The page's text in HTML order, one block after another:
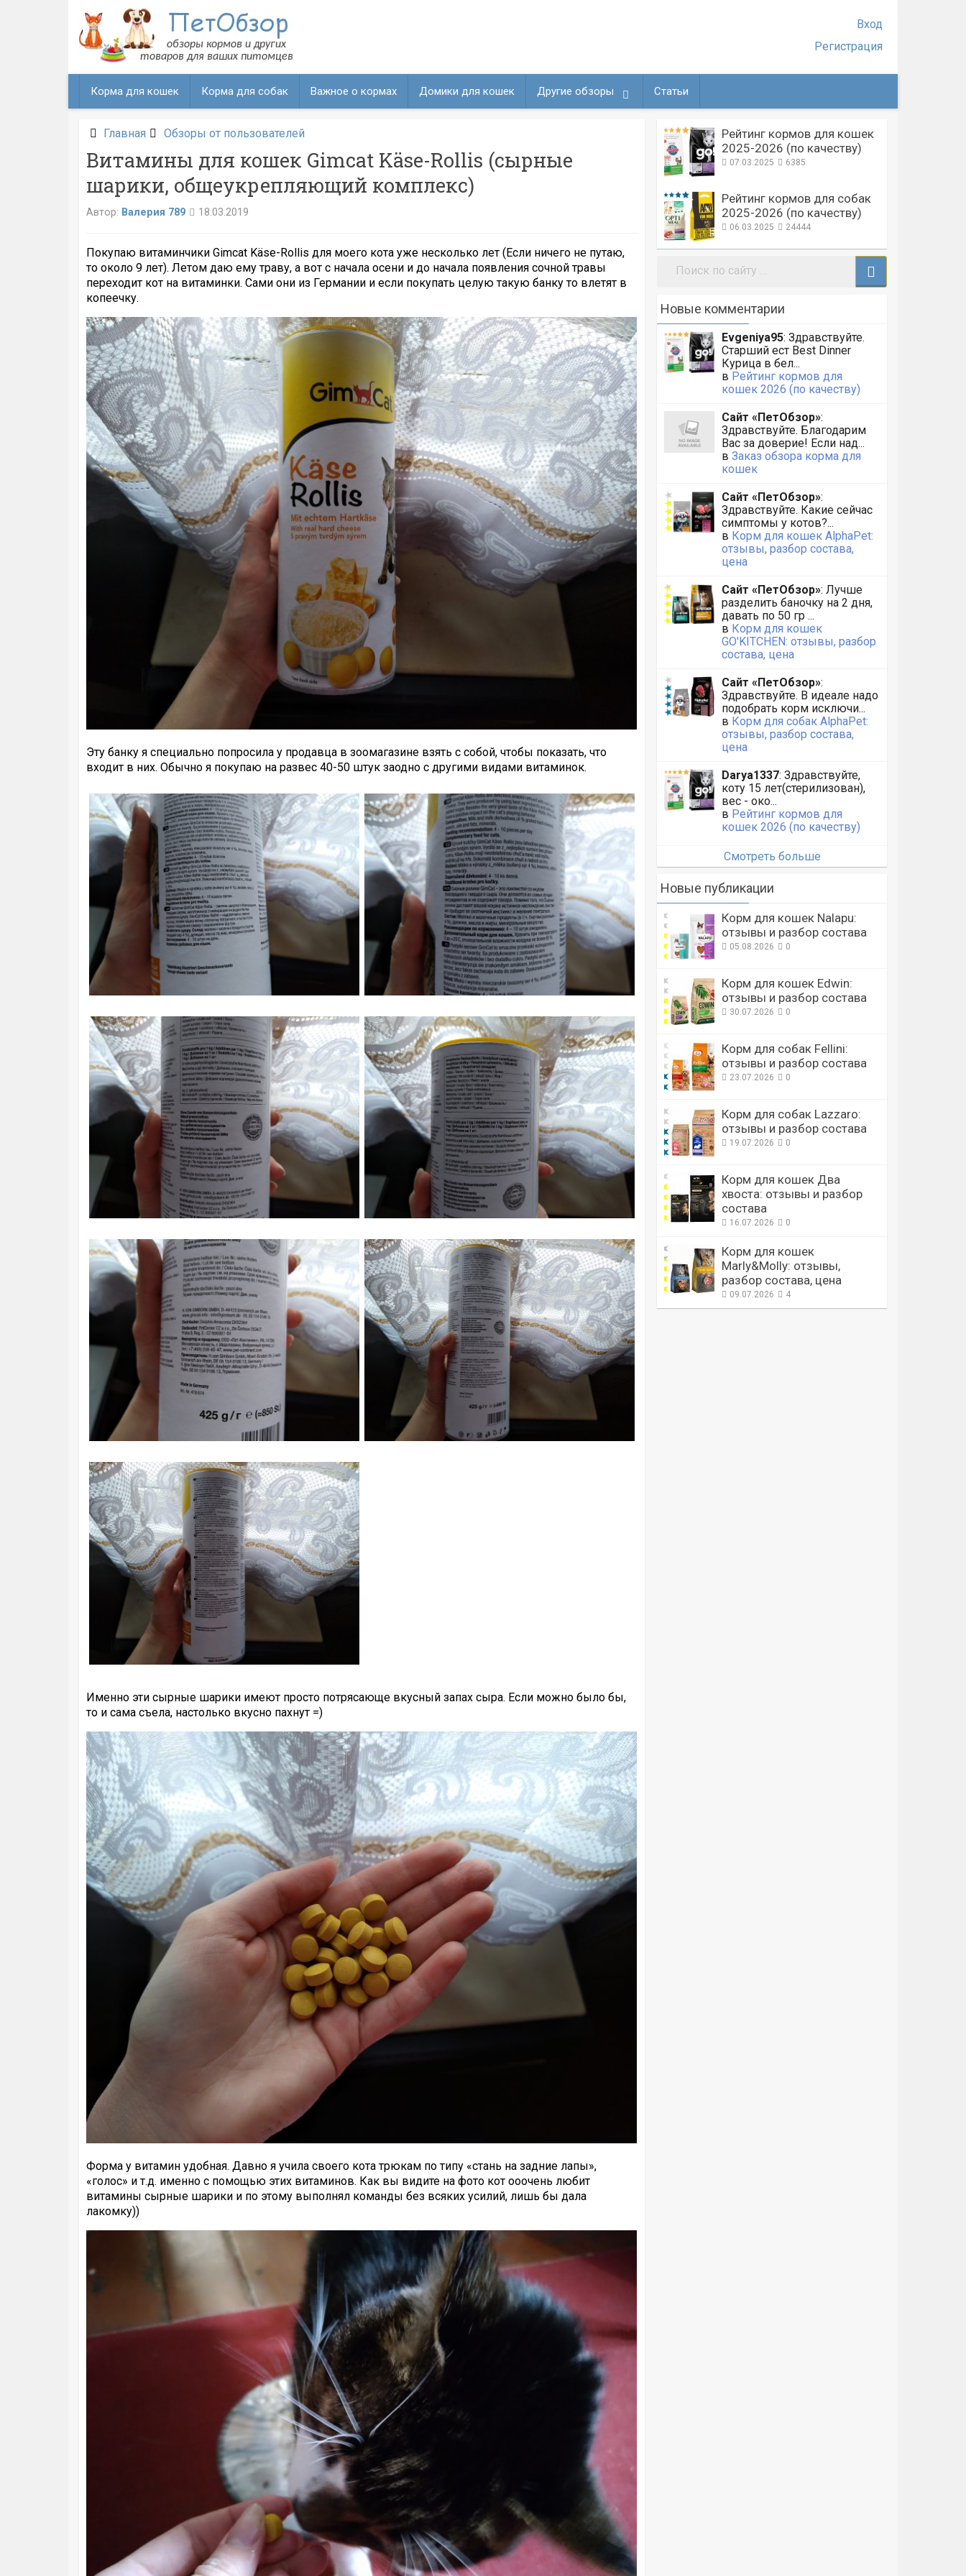
содержанию
Вход
Регистрация
Корма для кошек Корма для собак Важное о кормах Домики для кошек Другие обзоры Статьи
Главная Обзоры от пользователей
Витамины для кошек Gimcat Käse-Rollis (сырные
шарики, общеукрепляющий комплекс)
Автор: Валерия 789 18.03.2019
Покупаю витаминчики Gimcat Käse-Rollis для моего кота уже несколько лет (Если ничего не путаю,
то около 9 лет). Летом даю ему траву, а вот с начала осени и до начала появления сочной травы
переходит кот на витаминки. Сами они из Германии и если покупать целую такую банку то влетят в
копеечку.
Эту банку я специально попросила у продавца в зоомагазине взять с собой, чтобы показать, что
входит в них. Обычно я покупаю на развес 40-50 штук заодно с другими видами витаминок.
Именно эти сырные шарики имеют просто потрясающе вкусный запах сыра. Если можно было бы,
то и сама съела, настолько вкусно пахнут =)
Форма у витамин удобная. Давно я учила своего кота трюкам по типу «стань на задние лапы»,
«голос» и т.д. именно с помощью этих витаминов. Как вы видите на фото кот ооочень любит
витамины сырные шарики и по этому выполнял команды без всяких усилий, лишь бы дала
лакомку))
Рейтинг кормов для кошек
2025-2026 (по качеству)
07.03.2025 6385
Рейтинг кормов для собак
2025-2026 (по качеству)
06.03.2025 24444
Поиск:
Новые комментарии
Evgeniya95: Здравствуйте.
Старший ест Best Dinner
Курица в бел...
в Рейтинг кормов для
кошек 2026 (по качеству)
Сайт «ПетОбзор»:
Здравствуйте. Благодарим
Вас за доверие! Если над...
в Заказ обзора корма для
кошек
Сайт «ПетОбзор»:
Здравствуйте. Какие сейчас
симптомы у котов?...
в Корм для кошек AlphaPet:
отзывы, разбор состава,
цена
Сайт «ПетОбзор»: Лучше
разделить баночку на 2 дня,
давать по 50 гр ...
в Корм для кошек
GO'KITCHEN: отзывы, разбор
состава, цена
Сайт «ПетОбзор»:
Здравствуйте. В идеале надо
подобрать корм исключи...
в Корм для собак AlphaPet:
отзывы, разбор состава,
цена
Darya1337: Здравствуйте,
коту 15 лет(стерилизован),
вес - око...
в Рейтинг кормов для
кошек 2026 (по качеству)
Смотреть больше
Новые публикации
Корм для кошек Nalapu:
отзывы и разбор состава
05.08.2026 0
Корм для кошек Edwin:
отзывы и разбор состава
30.07.2026 0
Корм для собак Fellini:
отзывы и разбор состава
23.07.2026 0
Корм для собак Lazzaro:
отзывы и разбор состава
19.07.2026 0
Корм для кошек Два
хвоста: отзывы и разбор
состава
16.07.2026 0
Корм для кошек
Marly&Molly: отзывы,
разбор состава, цена
09.07.2026 4